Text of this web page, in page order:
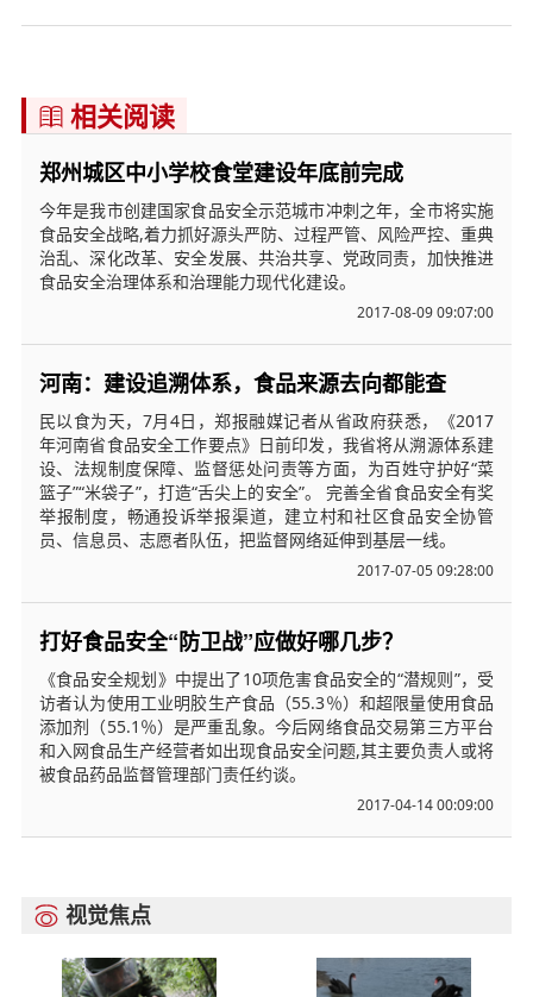
 相关阅读
郑州城区中小学校食堂建设年底前完成
今年是我市创建国家食品安全示范城市冲刺之年，全市将实施
食品安全战略,着力抓好源头严防、过程严管、风险严控、重典
治乱、深化改革、安全发展、共治共享、党政同责，加快推进
食品安全治理体系和治理能力现代化建设。
2017-08-09 09:07:00
河南：建设追溯体系，食品来源去向都能查
民以食为天，7月4日，郑报融媒记者从省政府获悉，《2017
年河南省食品安全工作要点》日前印发，我省将从溯源体系建
设、法规制度保障、监督惩处问责等方面，为百姓守护好“菜
篮子”“米袋子”，打造“舌尖上的安全”。 完善全省食品安全有奖
举报制度，畅通投诉举报渠道，建立村和社区食品安全协管
员、信息员、志愿者队伍，把监督网络延伸到基层一线。
2017-07-05 09:28:00
打好食品安全“防卫战”应做好哪几步？
《食品安全规划》中提出了10项危害食品安全的“潜规则”，受
访者认为使用工业明胶生产食品（55.3％）和超限量使用食品
添加剂（55.1％）是严重乱象。今后网络食品交易第三方平台
和入网食品生产经营者如出现食品安全问题,其主要负责人或将
被食品药品监督管理部门责任约谈。
2017-04-14 00:09:00
 视觉焦点